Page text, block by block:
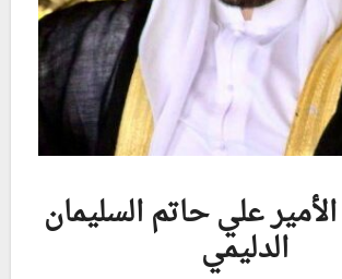
علي حاتم السليمان
الدليمي